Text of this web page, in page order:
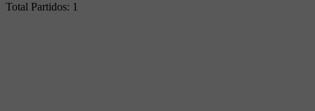
Total Partidos: 1